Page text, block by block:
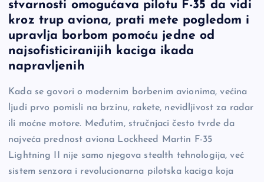
e
b
o
o
k
y
Li
n
k
n
g
er
e
stvarnosti omogućava pilotu F-35 da vidi
kroz trup aviona, prati mete pogledom i
upravlja borbom pomoću jedne od
najsofisticiranijih kaciga ikada
napravljenih
Kada se govori o modernim borbenim avionima, većina
ljudi prvo pomisli na brzinu, rakete, nevidljivost za radar
ili moćne motore. Međutim, stručnjaci često tvrde da
najveća prednost aviona Lockheed Martin F-35
Lightning II nije samo njegova stealth tehnologija, već
sistem senzora i revolucionarna pilotska kaciga koja